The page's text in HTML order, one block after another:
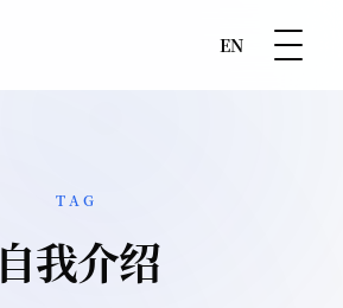
EN
TAG
自我介绍